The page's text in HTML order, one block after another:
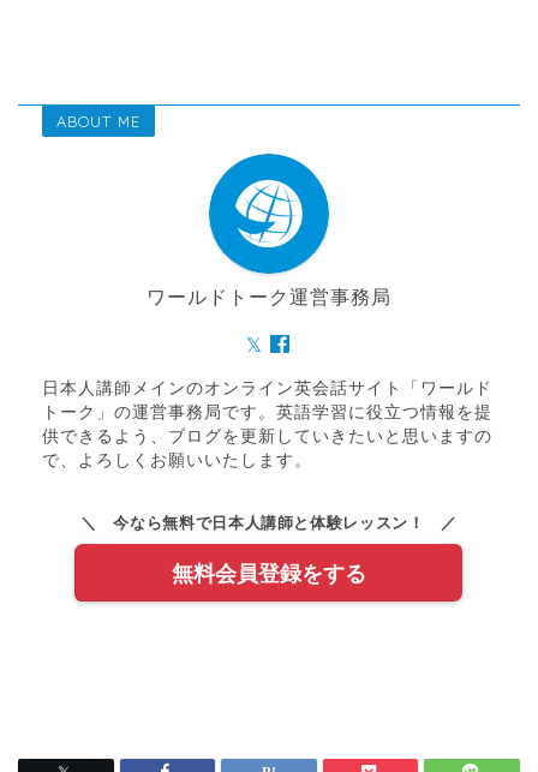
ABOUT ME
ワールドトーク運営事務局
日本人講師メインのオンライン英会話サイト「ワールド
トーク」の運営事務局です。英語学習に役立つ情報を提
供できるよう、ブログを更新していきたいと思いますの
で、よろしくお願いいたします。
＼ 今なら無料で日本人講師と体験レッスン！ ／
無料会員登録をする